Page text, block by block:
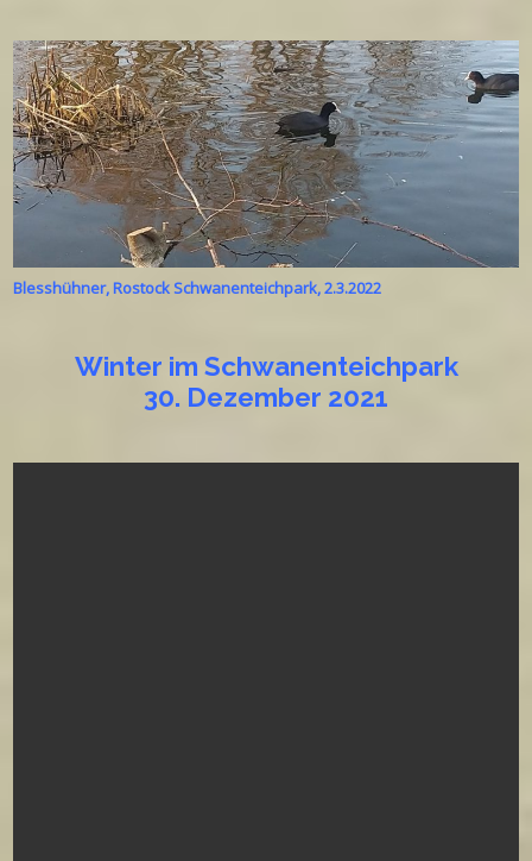
Blesshühner, Rostock Schwanenteichpark, 2.3.2022
Winter im Schwanenteichpark
30. Dezember 2021